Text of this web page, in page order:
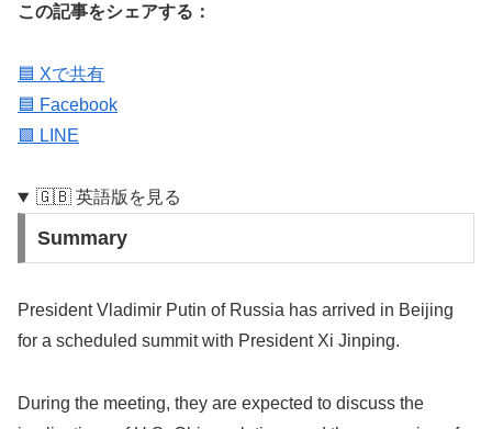
この記事をシェアする：
🟦 Xで共有
🟦 Facebook
🟩 LINE
🇬🇧 英語版を見る
Summary
President Vladimir Putin of Russia has arrived in Beijing
for a scheduled summit with President Xi Jinping.
During the meeting, they are expected to discuss the